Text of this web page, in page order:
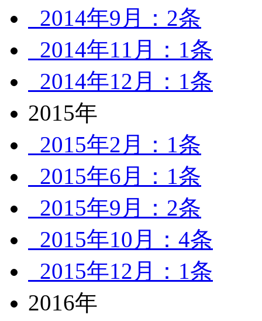
2014年9月：2条
2014年11月：1条
2014年12月：1条
2015年
2015年2月：1条
2015年6月：1条
2015年9月：2条
2015年10月：4条
2015年12月：1条
2016年